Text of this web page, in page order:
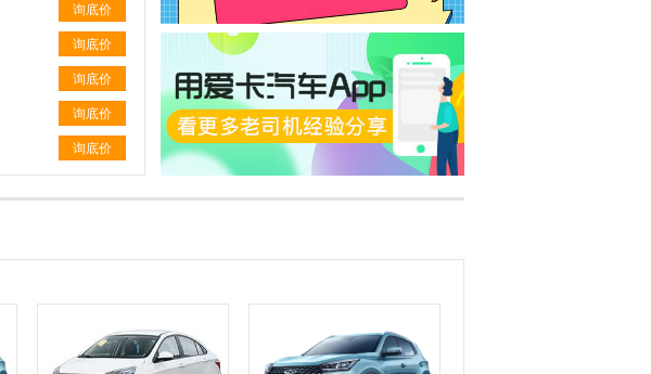
询底价
询底价
询底价
询底价
询底价